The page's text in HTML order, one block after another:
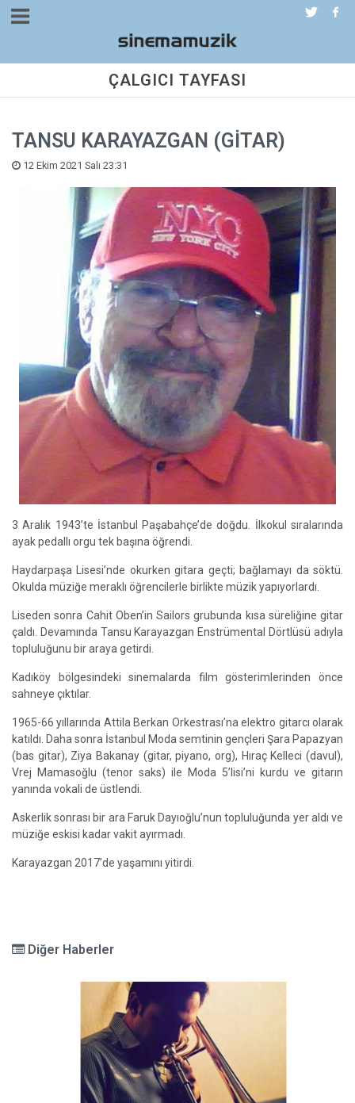
ÇALGICI TAYFASI
TANSU KARAYAZGAN (GİTAR)
12 Ekim 2021 Salı 23:31
3 Aralık 1943’te İstanbul Paşabahçe’de doğdu. İlkokul sıralarında
ayak pedallı orgu tek başına öğrendi.
Haydarpaşa Lisesi’nde okurken gitara geçti; bağlamayı da söktü.
Okulda müziğe meraklı öğrencilerle birlikte müzik yapıyorlardı.
Liseden sonra Cahit Oben’in Sailors grubunda kısa süreliğine gitar
çaldı. Devamında Tansu Karayazgan Enstrümental Dörtlüsü adıyla
topluluğunu bir araya getirdi.
Kadıköy bölgesindeki sinemalarda film gösterimlerinden önce
sahneye çıktılar.
1965-66 yıllarında Attila Berkan Orkestrası’na elektro gitarcı olarak
katıldı. Daha sonra İstanbul Moda semtinin gençleri Şara Papazyan
(bas gitar), Ziya Bakanay (gitar, piyano, org), Hıraç Kelleci (davul),
Vrej Mamasoğlu (tenor saks) ile Moda 5’lisi’ni kurdu ve gitarın
yanında vokali de üstlendi.
Askerlik sonrası bir ara Faruk Dayıoğlu’nun topluluğunda yer aldı ve
müziğe eskisi kadar vakit ayırmadı.
Karayazgan 2017’de yaşamını yitirdi.
Diğer Haberler